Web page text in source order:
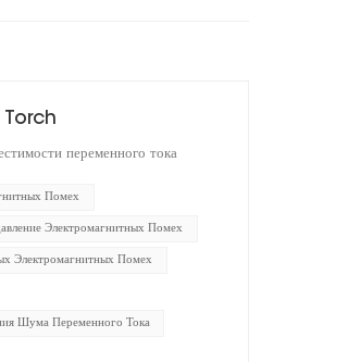
Torch
переменного тока
Помех
Электромагнитных Помех
Электромагнитных Помех
Шума Переменного Тока